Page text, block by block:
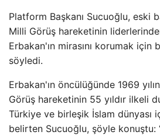
Platform Başkanı Sucuoğlu, eski
Milli Görüş hareketinin
Erbakan'ın mirasını korumak
söyledi.
Erbakan'ın öncülüğünde 1969
Görüş hareketinin 55 yıldır ilkeli
Türkiye ve birleşik İslam dünyası
belirten Sucuoğlu, şöyle konuştu: